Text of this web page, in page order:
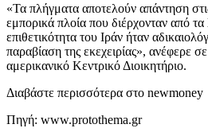
«Τα πλήγματα αποτελούν απάντηση
εμπορικά πλοία που διέρχονταν από
επιθετικότητα του Ιράν ήταν
παραβίαση της εκεχειρίας», ανέφερε
αμερικανικό Κεντρικό Διοικητήριο.
Διαβάστε περισσότερα στο newmoney
Πηγή: www.protothema.gr